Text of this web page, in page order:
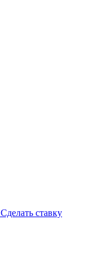
Сделать ставку